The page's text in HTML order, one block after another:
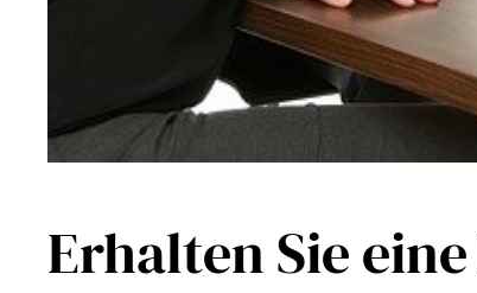
Erhalten Sie